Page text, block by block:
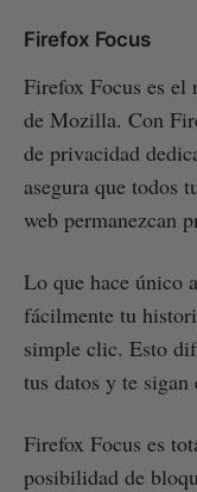
Firefox Focus
Firefox Focus es el
de Mozilla. Con
de privacidad
asegura que todos
web permanezcan
Lo que hace único
fácilmente tu
simple clic. Esto
tus datos y te sigan
Firefox Focus es
posibilidad de